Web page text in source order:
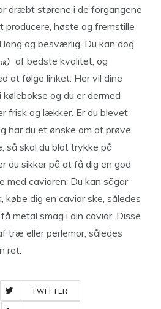
dræbt størene i de forgangene
producere, høste og fremstille
lang og besværlig. Du kan dog
af bedste kvalitet, og
at følge linket. Her vil dine
og du er dermed
frisk og lækker. Er du blevet
har du et ønske om at prøve
så skal du blot trykke på
du sikker på at få dig en god
med caviaren. Du kan sågar
dig en caviar ske, således
metal smag i din caviar. Disse
træ eller perlemor, således
ret.
TWITTER